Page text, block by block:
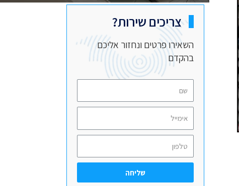
צריכים שירות?
השאירו פרטים ונחזור אליכם
בהקדם
שליחה